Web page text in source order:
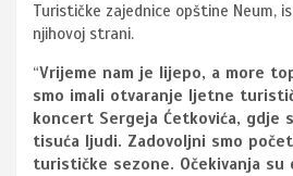
Turističke zajednice opštine Neum,
njihovoj strani.
“Vrijeme nam je lijepo, a more
smo imali otvaranje ljetne
koncert Sergeja Ćetkovića, gdje
tisuća ljudi. Zadovoljni smo
turističke sezone. Očekivanja su